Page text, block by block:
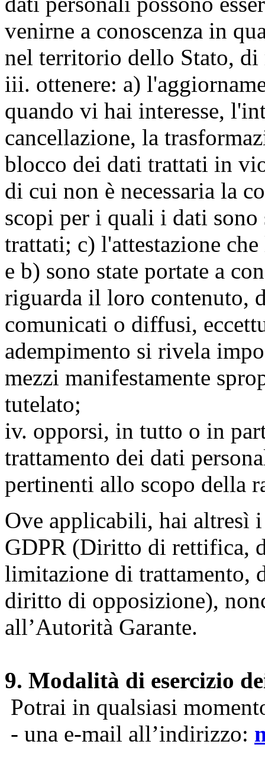
venirne a conoscenza in
nel territorio dello Stato,
iii. ottenere: a)
quando vi hai interesse,
cancellazione, la
blocco dei dati trattati in
di cui non è necessaria la
scopi per i quali i dati sono
trattati; c) l'attestazione
e b) sono state portate a
riguarda il loro contenuto,
comunicati o diffusi,
adempimento si rivela
mezzi manifestamente
tutelato;
iv. opporsi, in tutto o in
trattamento dei dati
pertinenti allo scopo della
Ove applicabili, hai
GDPR (Diritto di rettifica,
limitazione di trattamento,
diritto di opposizione),
all’Autorità Garante.
9. Modalità di esercizio
Potrai in qualsiasi
- una e-mail all’indirizzo: